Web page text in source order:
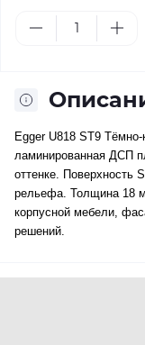
Egger U818 ST9
ламинированная ДСП
оттенке. Поверхность
рельефа. Толщина 18
корпусной мебели,
решений.